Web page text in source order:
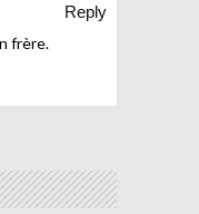
Reply
frère.